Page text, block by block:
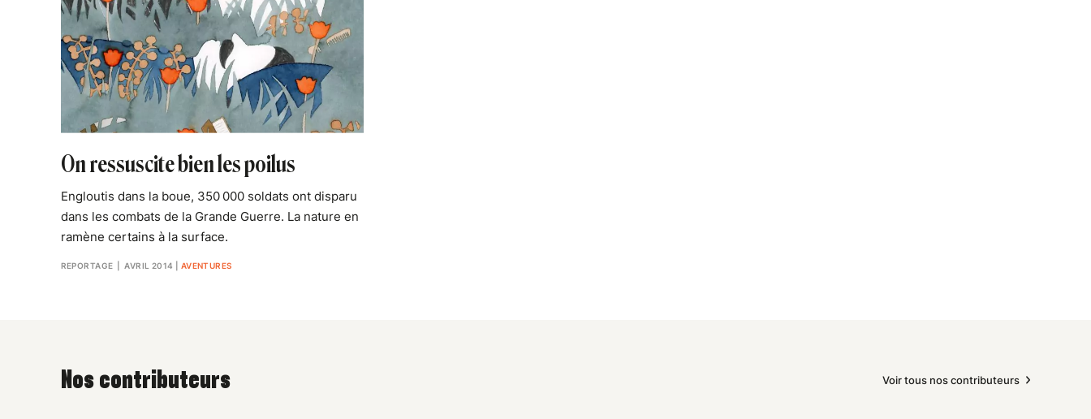
On ressuscite bien les poilus
Engloutis dans la boue, 350 000 soldats ont disparu
dans les combats de la Grande Guerre. La nature en
ramène certains à la surface.
REPORTAGE | AVRIL 2014 AVENTURES
Nos contributeurs Voir tous nos contributeurs